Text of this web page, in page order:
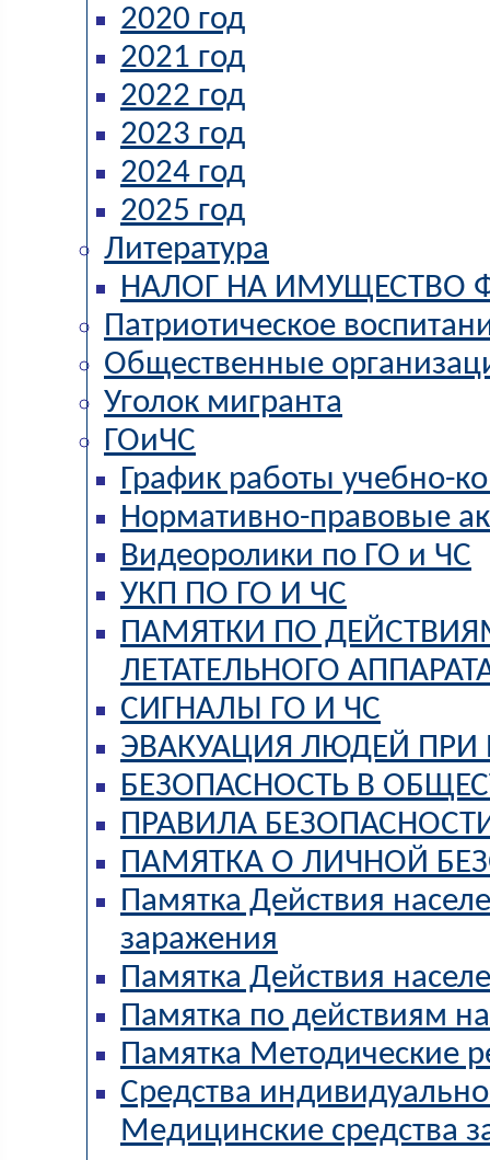
2020 год
2021 год
2022 год
2023 год
2024 год
2025 год
Литература
НАЛОГ НА ИМУЩЕСТВО
Патриотическое
Общественные
Уголок мигранта
ГОиЧС
График работы учебно-
Нормативно-правовые
Видеоролики по ГО и ЧС
УКП ПО ГО И ЧС
ПАМЯТКИ ПО
ЛЕТАТЕЛЬНОГО
СИГНАЛЫ ГО И ЧС
ЭВАКУАЦИЯ ЛЮДЕЙ ПРИ
БЕЗОПАСНОСТЬ В
ПРАВИЛА
ПАМЯТКА О ЛИЧНОЙ
Памятка Действия
заражения
Памятка Действия
Памятка по действиям
Памятка Методические
Средства
Медицинские средства